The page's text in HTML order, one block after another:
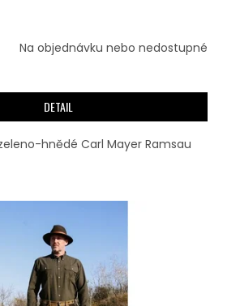
Na objednávku nebo nedostupné
DETAIL
hnědé Carl Mayer Ramsau